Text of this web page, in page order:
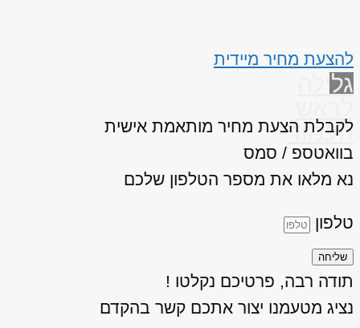
להצעת מחיר מיידית
גלילה
העמוד
לקבלת הצעת מחיר מותאמת אישית
בוואטספ / סמס
נא מלאו את מספר הטלפון שלכם
טלפון
שליחה
תודה רבה, פרטיכם נקלטו !
נציג מטעמנו יצור אתכם קשר בהקדם